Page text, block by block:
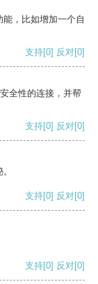
，比如增加一个自
支持[0] 反对[0]
全性的连接，并帮
支持[0] 反对[0]
支持[0] 反对[0]
支持[0] 反对[0]